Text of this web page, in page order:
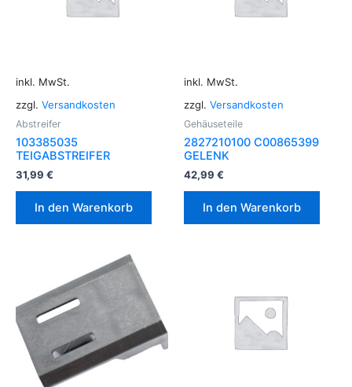
inkl. MwSt.
zzgl. Versandkosten
Abstreifer
103385035
TEIGABSTREIFER
31,99 €
In den Warenkorb
inkl. MwSt.
zzgl. Versandkosten
Gehäuseteile
2827210100 C00865399
GELENK
42,99 €
In den Warenkorb